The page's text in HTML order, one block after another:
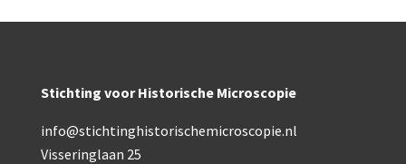
Chevalier, trommelmicroscoop (1831-1841)
Nachet, ‘grand modèle’ (1856-1862)
Stichting voor Historische Microscopie
info@stichtinghistorischemicroscopie.nl
Visseringlaan 25